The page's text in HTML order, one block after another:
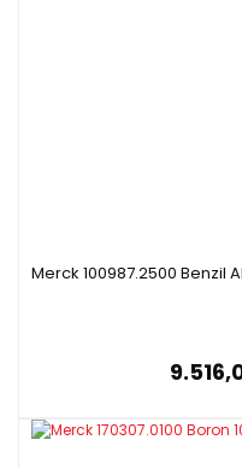
Merck 100987.2500 Benzil